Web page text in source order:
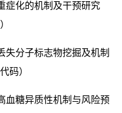
症化的机制及干预研究
失分子标志物挖掘及机制
码）
血糖异质性机制与风险预